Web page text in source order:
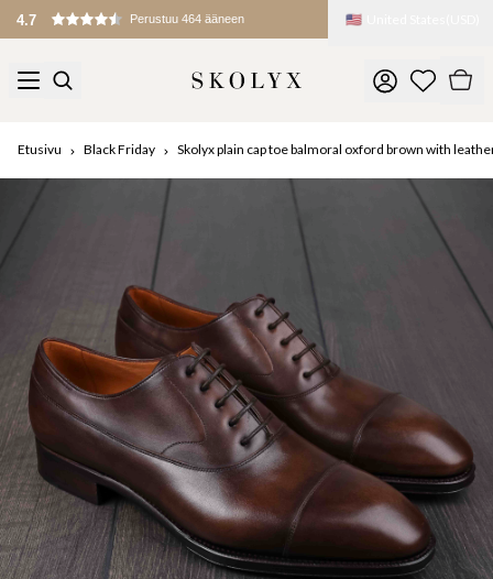
4.7 Perustuu 464 ääneen 🇺🇸
Etusivu Black Friday Skolyx plain cap toe balmoral oxford brown with